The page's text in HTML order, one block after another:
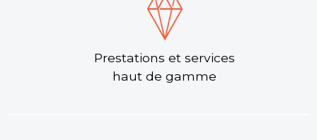
Prestations et services
haut de gamme